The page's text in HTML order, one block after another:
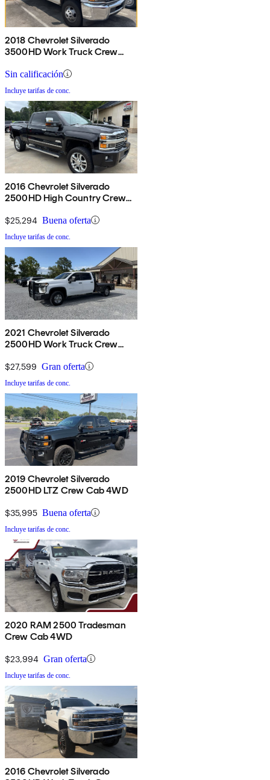
2018 Chevrolet Silverado
3500HD Work Truck Crew
Sin calificación
Incluye tarifas de conc.
2016 Chevrolet Silverado
2500HD High Country Crew
$25,294 Buena oferta
Incluye tarifas de conc.
2021 Chevrolet Silverado
2500HD Work Truck Crew
$27,599 Gran oferta
Incluye tarifas de conc.
2019 Chevrolet Silverado
2500HD LTZ Crew Cab 4WD
$35,995 Buena oferta
Incluye tarifas de conc.
2020 RAM 2500 Tradesman
Crew Cab 4WD
$23,994 Gran oferta
Incluye tarifas de conc.
2016 Chevrolet Silverado